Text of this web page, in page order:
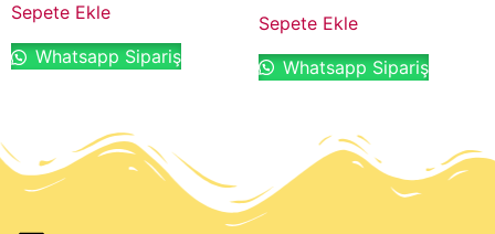
Sepete Ekle
Whatsapp Sipariş
Sepete Ekle
Whatsapp Sipariş